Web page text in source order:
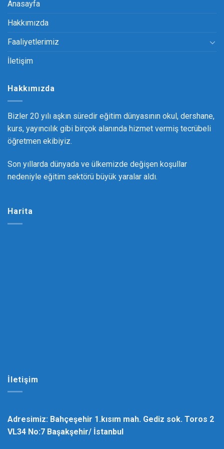
Anasayfa
Hakkımızda
Faaliyetlerimiz
İletişim
Hakkımızda
Bizler 20 yılı aşkın süredir eğitim dünyasının okul, dershane,
kurs, yayıncılık gibi birçok alanında hizmet vermiş tecrübeli
öğretmen ekibiyiz.
Son yıllarda dünyada ve ülkemizde değişen koşullar
nedeniyle eğitim sektörü büyük yaralar aldı.
Harita
İletişim
Adresimiz: Bahçeşehir 1.kısım mah. Gediz sok. Toros 2
VL34 No:7 Başakşehir/ İstanbul